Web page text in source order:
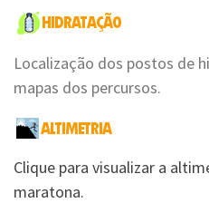
Localização dos postos de
mapas dos percursos.
Clique para visualizar a
maratona.